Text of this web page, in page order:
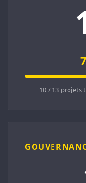
10 / 13 projets